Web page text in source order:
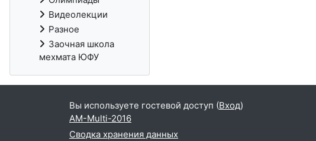
Видеолекции
Разное
Заочная школа
мехмата ЮФУ
Вы используете гостевой доступ (Вход)
AM-Multi-2016
Сводка хранения данных